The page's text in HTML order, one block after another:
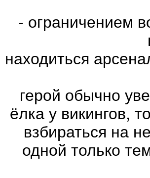
- ограничением
находиться
герой обычно
ёлка у викингов,
взбираться на
одной только